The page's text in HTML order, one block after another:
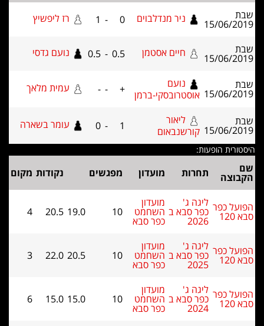
15/06/ ניר מנדלבוים 0
1 רז ליפשיץ
15/06/ חיים אסטמן 0.5
0.5 נועם גדסי
15/06/
נועם
אוסטרובסקי-ברמן
+
- עמית מלאך
15/06/
ליאור
קורשנבאום
0 עומר בשארה
הופעות:
תחרות מועדון מפגשים נקודות מקום
כפר ליגה ג'
כפר סבא ב
2026
מועדון
השחמט
כפר סבא
10
20.5
4
כפר ליגה ג'
כפר סבא ב
2025
מועדון
השחמט
כפר סבא
10
22.0
3
כפר ליגה ג'
כפר סבא ב
2024
מועדון
השחמט
כפר סבא
10
15.0
6